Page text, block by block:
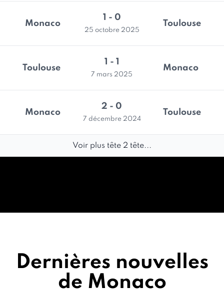
Monaco
1 - 0
25 octobre 2025
Toulouse
Toulouse
1 - 1
7 mars 2025
Monaco
Monaco
2 - 0
7 décembre 2024
Toulouse
Voir plus tête 2 tête...
Dernières nouvelles
de Monaco